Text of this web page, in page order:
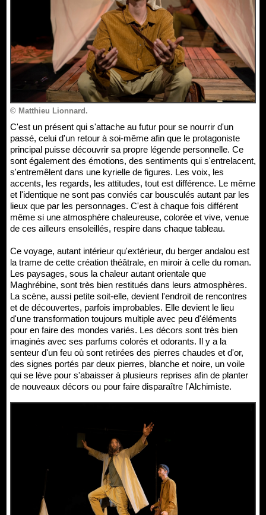
© Matthieu Lionnard.
C'est un présent qui s'attache au futur pour se nourrir d'un
passé, celui d'un retour à soi-même afin que le protagoniste
principal puisse découvrir sa propre légende personnelle. Ce
sont également des émotions, des sentiments qui s'entrelacent,
s'entremêlent dans une kyrielle de figures. Les voix, les
accents, les regards, les attitudes, tout est différence. Le même
et l'identique ne sont pas conviés car bousculés autant par les
lieux que par les personnages. C'est à chaque fois différent
même si une atmosphère chaleureuse, colorée et vive, venue
de ces ailleurs ensoleillés, respire dans chaque tableau.
Ce voyage, autant intérieur qu'extérieur, du berger andalou est
la trame de cette création théâtrale, en miroir à celle du roman.
Les paysages, sous la chaleur autant orientale que
Maghrébine, sont très bien restitués dans leurs atmosphères.
La scène, aussi petite soit-elle, devient l'endroit de rencontres
et de découvertes, parfois improbables. Elle devient le lieu
d'une transformation toujours multiple avec peu d'éléments
pour en faire des mondes variés. Les décors sont très bien
imaginés avec ses parfums colorés et odorants. Il y a la
senteur d'un feu où sont retirées des pierres chaudes et d'or,
des signes portés par deux pierres, blanche et noire, un voile
qui se lève pour s'abaisser à plusieurs reprises afin de planter
de nouveaux décors ou pour faire disparaître l'Alchimiste.